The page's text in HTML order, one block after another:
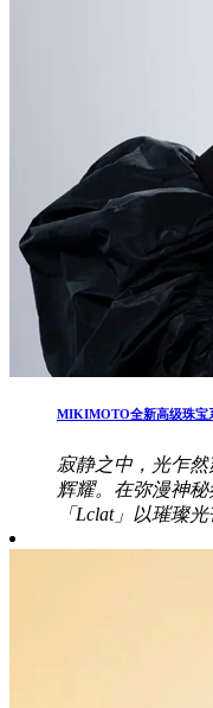
MIKIMOTO全新高级珠宝
寂静之中，光乍
辉耀。在弥漫神
「Lclat」以璀璨